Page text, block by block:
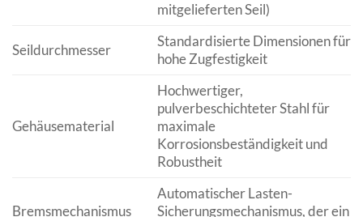
mitgelieferten Seil)
Seildurchmesser
Standardisierte Dimensionen für
hohe Zugfestigkeit
Gehäusematerial
Hochwertiger,
pulverbeschichteter Stahl für
maximale
Korrosionsbeständigkeit und
Robustheit
Bremsmechanismus
Automatischer Lasten-
Sicherungsmechanismus, der ein